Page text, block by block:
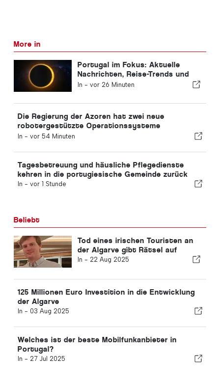
More in
Portugal im Fokus: Aktuelle
Nachrichten, Reise-Trends und
die wichtigsten Schlagzeilen
In - vor 26 Minuten
Die Regierung der Azoren hat zwei neue
robotergestützte Operationssysteme
angeschafft
In - vor 54 Minuten
Tagesbetreuung und häusliche Pflegedienste
kehren in die portugiesische Gemeinde zurück
In - vor 1 Stunde
Beliebt
Tod eines irischen Touristen an
der Algarve gibt Rätsel auf
In - 22 Aug 2025
125 Millionen Euro Investition in die Entwicklung
der Algarve
In - 03 Aug 2025
Welches ist der beste Mobilfunkanbieter in
Portugal?
In - 27 Jul 2025